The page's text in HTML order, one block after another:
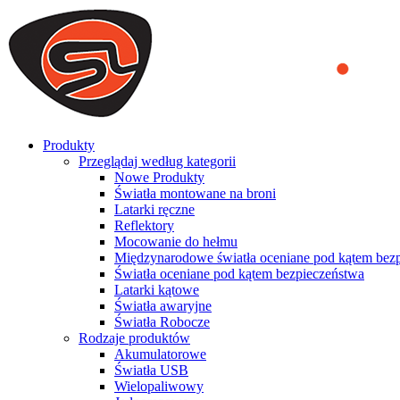
We use cookies to ensure that we provide you the best experience
you a better experience. To learn more or to find out how you can
ACCEPT AND CLOSE
Produkty
Przeglądaj według kategorii
Nowe Produkty
Światła montowane na broni
Latarki ręczne
Reflektory
Mocowanie do hełmu
Międzynarodowe światła oceniane pod kątem
Światła oceniane pod kątem bezpieczeństwa
Latarki kątowe
Światła awaryjne
Światła Robocze
Rodzaje produktów
Akumulatorowe
Światła USB
Wielopaliwowy